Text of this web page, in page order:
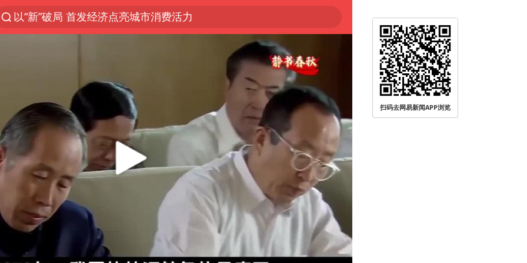
以“新”破局 首发经济点亮城市消费活力
佛得角门将亮相智利俱乐部主场
陈熠被张本美和连扳三局逆转
多地要求领导干部带头休假
中方回应是否在太平洋海底开采稀土
深圳地面沉降致车辆损坏系谣言
今年已有4位周星驰电影配角去世
郑国霖回应去景区上班被保安拦下
宇树科技发行价格150.80元/股
扫码去网易新闻APP浏览